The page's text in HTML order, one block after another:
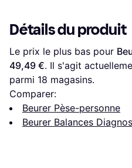
Détails du produit
Le prix le plus bas pour
49,49 €. Il s'agit
parmi 18 magasins.
Comparer:
Beurer Pèse-personne
Beurer Balances